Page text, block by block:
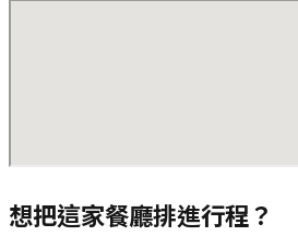
想把這家餐廳排進行程？